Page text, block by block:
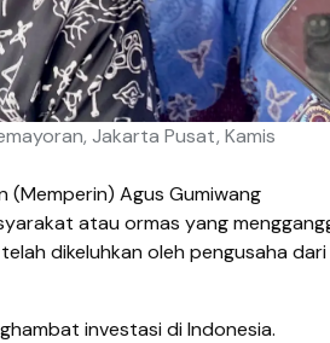
Jakarta Pusat, Kamis
(Memperin) Agus Gumiwang
atau ormas yang
dikeluhkan oleh pengusaha dari
investasi di Indonesia.